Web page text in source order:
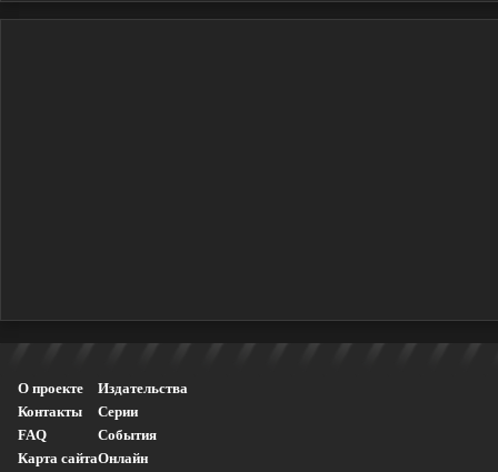
О проекте
Контакты
FAQ
Карта сайта
Издательства
Серии
События
Онлайн